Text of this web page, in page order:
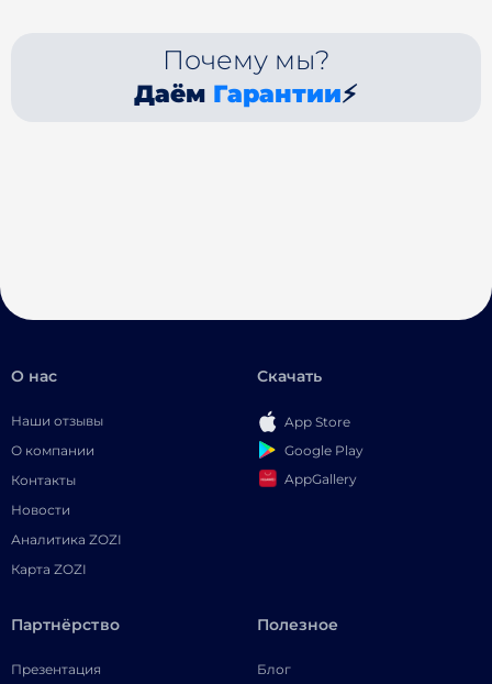
Почему мы?
Даём Гарантии⚡
О нас
Наши отзывы
О компании
Контакты
Новости
Аналитика ZOZI
Карта ZOZI
Скачать
App Store
Google Play
AppGallery
Партнёрство
Презентация
Полезное
Блог